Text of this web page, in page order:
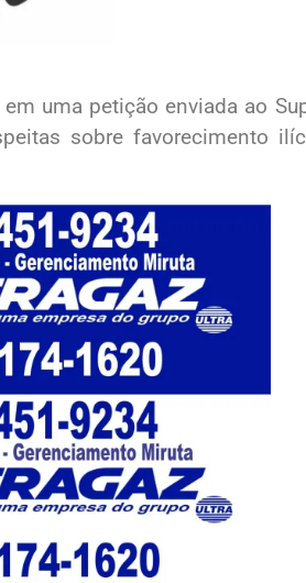
uma petição enviada ao
sobre favorecimento